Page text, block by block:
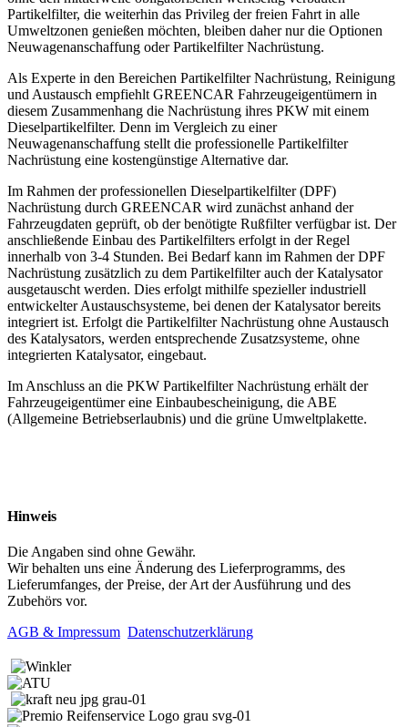
Partikelfilter, die weiterhin das Privileg der freien Fahrt in alle
Umweltzonen genießen möchten, bleiben daher nur die Optionen
Neuwagenanschaffung oder Partikelfilter Nachrüstung.
Als Experte in den Bereichen Partikelfilter Nachrüstung, Reinigung
und Austausch empfiehlt GREENCAR Fahrzeugeigentümern in
diesem Zusammenhang die Nachrüstung ihres PKW mit einem
Dieselpartikelfilter. Denn im Vergleich zu einer
Neuwagenanschaffung stellt die professionelle Partikelfilter
Nachrüstung eine kostengünstige Alternative dar.
Im Rahmen der professionellen Dieselpartikelfilter (DPF)
Nachrüstung durch GREENCAR wird zunächst anhand der
Fahrzeugdaten geprüft, ob der benötigte Rußfilter verfügbar ist. Der
anschließende Einbau des Partikelfilters erfolgt in der Regel
innerhalb von 3-4 Stunden. Bei Bedarf kann im Rahmen der DPF
Nachrüstung zusätzlich zu dem Partikelfilter auch der Katalysator
ausgetauscht werden. Dies erfolgt mithilfe spezieller industriell
entwickelter Austauschsysteme, bei denen der Katalysator bereits
integriert ist. Erfolgt die Partikelfilter Nachrüstung ohne Austausch
des Katalysators, werden entsprechende Zusatzsysteme, ohne
integrierten Katalysator, eingebaut.
Im Anschluss an die PKW Partikelfilter Nachrüstung erhält der
Fahrzeugeigentümer eine Einbaubescheinigung, die ABE
(Allgemeine Betriebserlaubnis) und die grüne Umweltplakette.
Hinweis
Die Angaben sind ohne Gewähr.
Wir behalten uns eine Änderung des Lieferprogramms, des
Lieferumfanges, der Preise, der Art der Ausführung und des
Zubehörs vor.
AGB & Impressum Datenschutzerklärung